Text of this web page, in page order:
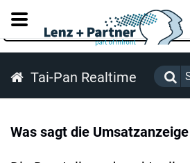
Tai-Pan Realtime
Was sagt die